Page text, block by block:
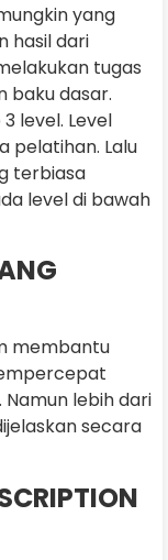
yang
hasil dari
tugas
baku dasar.
level. Level
pelatihan. Lalu
terbiasa
level di bawah
membantu
lebih dari
secara